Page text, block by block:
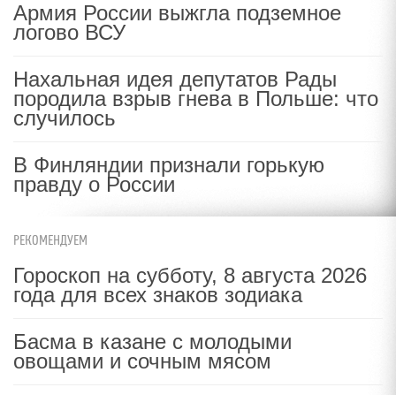
Армия России выжгла подземное
логово ВСУ
Нахальная идея депутатов Рады
породила взрыв гнева в Польше: что
случилось
В Финляндии признали горькую
правду о России
РЕКОМЕНДУЕМ
Гороскоп на субботу, 8 августа 2026
года для всех знаков зодиака
Басма в казане с молодыми
овощами и сочным мясом